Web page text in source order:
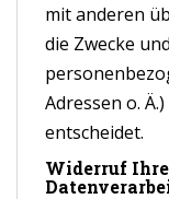
mit anderen
die Zwecke
Adressen o. Ä.)
entscheidet.
Widerruf